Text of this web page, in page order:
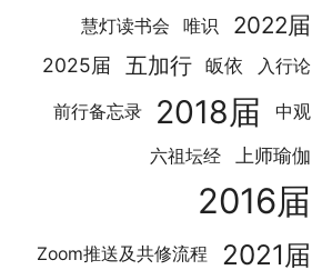
慧灯读书会 唯识 2022届
2025届 五加行 皈依 入行论
前行备忘录 2018届 中观
六祖坛经 上师瑜伽
2016届
Zoom推送及共修流程 2021届